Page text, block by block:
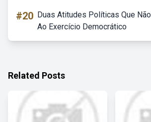
#20 Duas Atitudes Políticas Que
Ao Exercício Democrático
Related Posts